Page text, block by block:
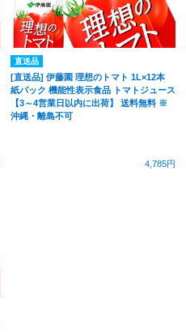
直送品
[直送品] 伊藤園 理想のトマト 1L×12本
紙パック 機能性表示食品 トマトジュース
【3～4営業日以内に出荷】 送料無料 ※
沖縄・離島不可
4,785円